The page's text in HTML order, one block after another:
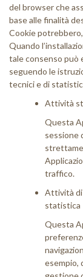
Circolari riservate
del browser che
base alle finalità
Cookie
Quando
tale consenso può
seguendo le
tecnici e di
Attività
Questa
sessione
traffico.
Attività di
statistica
Questa
esempio,